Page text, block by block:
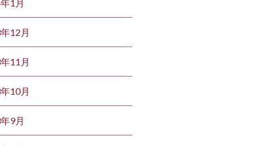
1月
12月
11月
10月
9月